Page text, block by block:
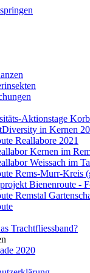
Aktionstage Korb
in Kernen
Reallabore 2021
Kernen im
Weissach im
Rems-Murr-Kreis
Bienenroute -
Remstal
Trachtfliessband?
2020